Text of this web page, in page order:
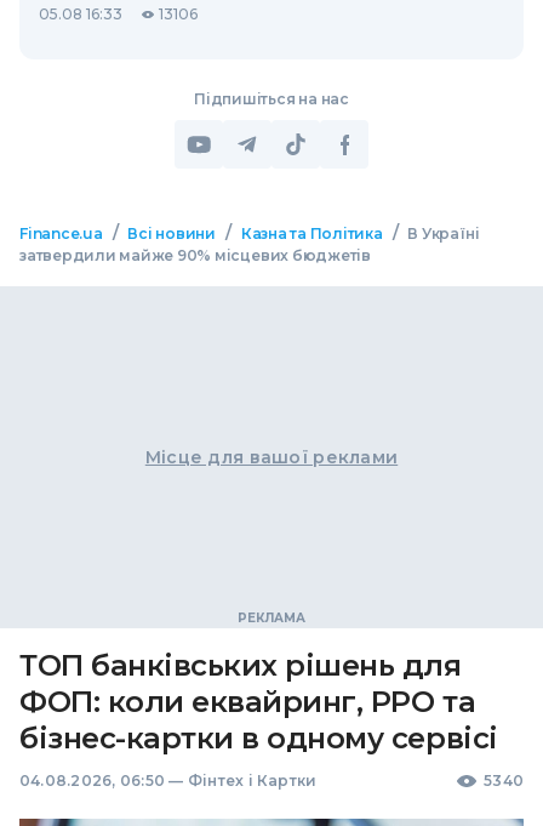
05.08 16:33 13106
Підпишіться на нас
Finance.ua / Всі новини / Казна та Політика / В Україні
затвердили майже 90% місцевих бюджетів
Місце для вашої реклами
ТОП банківських рішень для
ФОП: коли еквайринг, РРО та
бізнес-картки в одному сервісі
04.08.2026, 06:50 — Фінтех і Картки 5340